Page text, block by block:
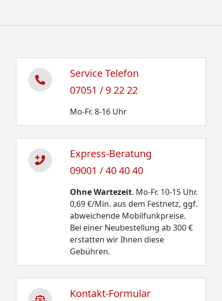
Service Telefon
07051 / 9 22 22
Mo-Fr. 8-16 Uhr
Express-Beratung
09001 / 40 40 40
Ohne Wartezeit. Mo-Fr. 10-15 Uhr.
0,69 €/Min. aus dem Festnetz, ggf.
abweichende Mobilfunkpreise.
Bei einer Neubestellung ab 300 €
erstatten wir Ihnen diese
Gebühren.
Kontakt-Formular